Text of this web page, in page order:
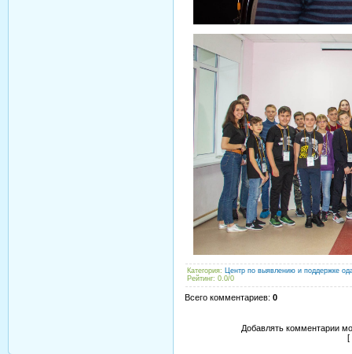
Категория:
Центр по выявлению и поддержке
Рейтинг: 0.0/0
Всего комментариев: 0
Добавлять комментарии
[